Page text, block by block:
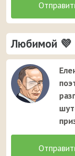
Любимой 💜